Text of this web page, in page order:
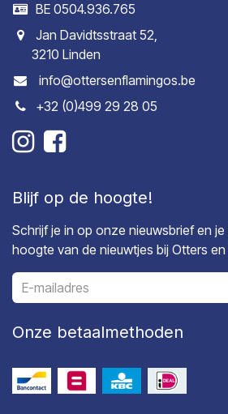
BE 0504.936.765
Jan Davidtsstraat 52,
3210 Linden
info@ottersenflamingos.be
+32 (0)499 29 28 05
Blijf op de hoogte!
Schrijf je in op onze nieuwsbrief en
hoogte van de nieuwtjes bij Otters
Onze betaalmethoden